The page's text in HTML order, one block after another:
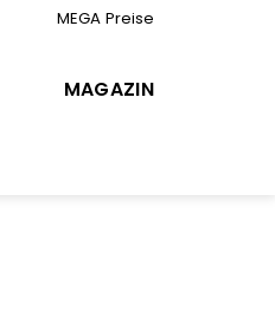
MEGA Preise
MAGAZIN